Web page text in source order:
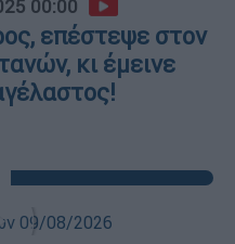
00:00
επέστεψε στον
κι έμεινε